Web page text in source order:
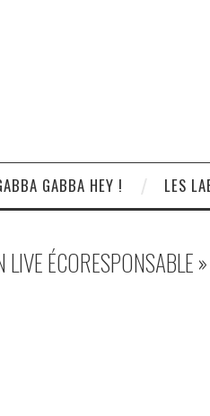
GABBA HEY ! LES
ÉCORESPONSABLE »